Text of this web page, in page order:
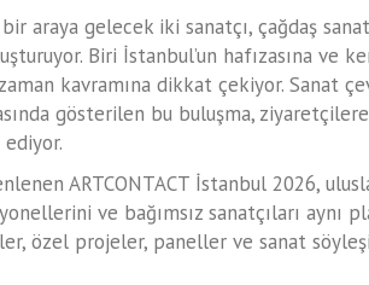
araya gelecek iki sanatçı, çağdaş
Biri İstanbul’un hafızasına ve
kavramına dikkat çekiyor. Sanat
gösterilen bu buluşma,
ARTCONTACT İstanbul 2026,
ve bağımsız sanatçıları aynı
özel projeler, paneller ve sanat